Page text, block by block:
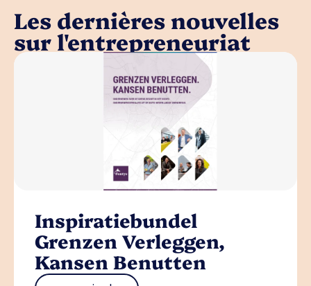
Les dernières nouvelles
sur l'entrepreneuriat
Inspiratiebundel
Grenzen Verleggen,
Kansen Benutten